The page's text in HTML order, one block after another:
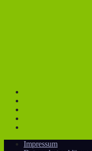
Impressum